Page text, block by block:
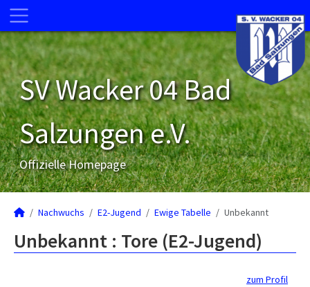
SV Wacker 04 Bad
Salzungen e.V.
Offizielle Homepage
Nachwuchs E2-Jugend Ewige Tabelle Unbekannt
Unbekannt : Tore (E2-Jugend)
zum Profil